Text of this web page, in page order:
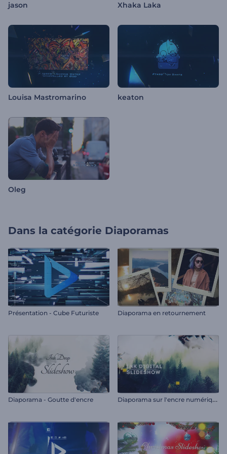
jason Xhaka Laka
Louisa Mastromarino keaton
Oleg
Dans la catégorie Diaporamas
Présentation - Cube Futuriste Diaporama en retournement
Diaporama - Goutte d'encre D
iaporama sur l'encre numérique